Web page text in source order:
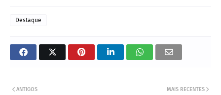
Destaque
MAIS RECENTES
ANTIGOS